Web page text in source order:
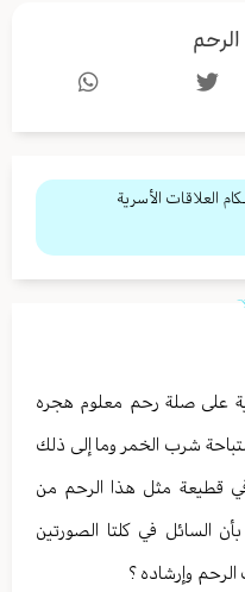
العلاقات الأسرية
على صلة رحم معلوم هجره
شرب الخمر وما إلى ذلك
قطيعة مثل هذا الرحم من
بأن السائل في كلتا الصورتين
وإرشاده ؟